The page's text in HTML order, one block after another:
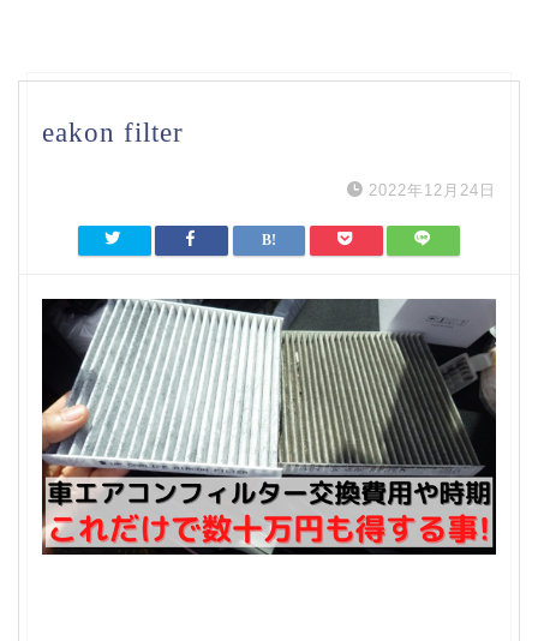
eakon filter
2022年12月24日